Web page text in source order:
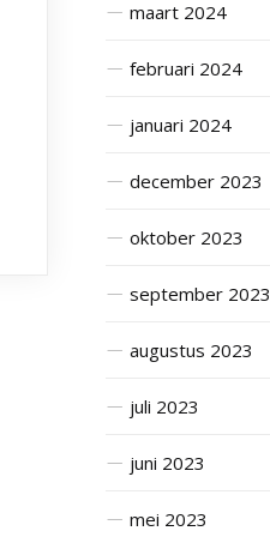
maart 2024
februari 2024
januari 2024
december 2023
oktober 2023
september 2023
augustus 2023
juli 2023
juni 2023
mei 2023